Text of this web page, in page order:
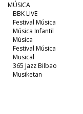
MÚSICA
BBK LIVE
Festival Música
Música Infantil
Música
Festival Música
Musical
365 Jazz Bilbao
Musiketan